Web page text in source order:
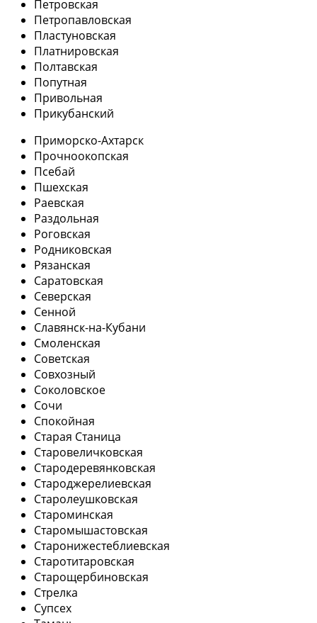
Петровская
Петропавловская
Пластуновская
Платнировская
Полтавская
Попутная
Привольная
Прикубанский
Приморско-Ахтарск
Прочноокопская
Псебай
Пшехская
Раевская
Раздольная
Роговская
Родниковская
Рязанская
Саратовская
Северская
Сенной
Славянск-на-Кубани
Смоленская
Советская
Совхозный
Соколовское
Сочи
Спокойная
Старая Станица
Старовеличковская
Стародеревянковская
Староджерелиевская
Старолеушковская
Староминская
Старомышастовская
Старонижестеблиевская
Старотитаровская
Старощербиновская
Стрелка
Супсех